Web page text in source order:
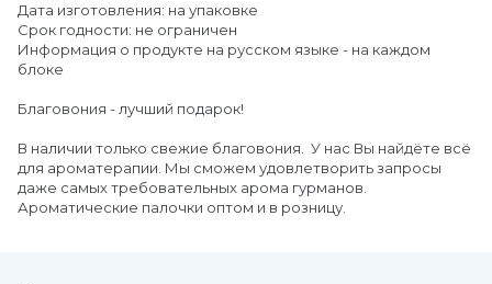
Дата изготовления: на упаковке
Срок годности: не ограничен
Информация о продукте на русском языке - на каждом
блоке
Благовония - лучший подарок!
В наличии только свежие благовония. У нас Вы найдёте всё
для ароматерапии. Мы сможем удовлетворить запросы
даже самых требовательных арома гурманов.
Ароматические палочки оптом и в розницу.